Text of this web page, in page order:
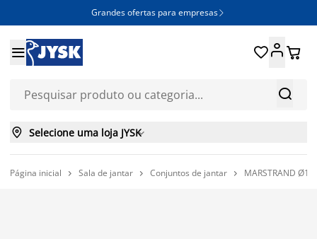
Grandes ofertas para empresas 


 
 Selecione uma loja JYSK
Página inicial  Sala de jantar  Conjuntos de jantar  MARSTRAND